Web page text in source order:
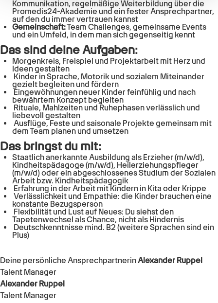
Kommunikation, regelmäßige Weiterbildung über die
Promedis24-Akademie und ein fester Ansprechpartner,
auf den du immer vertrauen kannst
Gemeinschaft:Team Challenges, gemeinsame Events
und ein Umfeld, in dem man sich gegenseitig kennt
Das sind deine Aufgaben:
Morgenkreis, Freispiel und Projektarbeit mit Herz und
Ideen gestalten
Kinder in Sprache, Motorik und sozialem Miteinander
gezielt begleiten und fördern
Eingewöhnungen neuer Kinder feinfühlig und nach
bewährtem Konzept begleiten
Rituale, Mahlzeiten und Ruhephasen verlässlich und
liebevoll gestalten
Ausflüge, Feste und saisonale Projekte gemeinsam mit
dem Team planen und umsetzen
Das bringst du mit:
Staatlich anerkannte Ausbildung als Erzieher (m/w/d),
Kindheitspädagoge (m/w/d), Heilerziehungspfleger
(m/w/d) oder ein abgeschlossenes Studium der Sozialen
Arbeit bzw. Kindheitspädagogik
Erfahrung in der Arbeit mit Kindern in Kita oder Krippe
Verlässlichkeit und Empathie: die Kinder brauchen eine
konstante Bezugsperson
Flexibilität und Lust auf Neues: Du siehst den
Tapetenwechsel als Chance, nicht als Hindernis
Deutschkenntnisse mind. B2 (weitere Sprachen sind ein
Plus)
Deine persönliche AnsprechpartnerinAlexander Ruppel
Talent Manager
Alexander Ruppel
Talent Manager